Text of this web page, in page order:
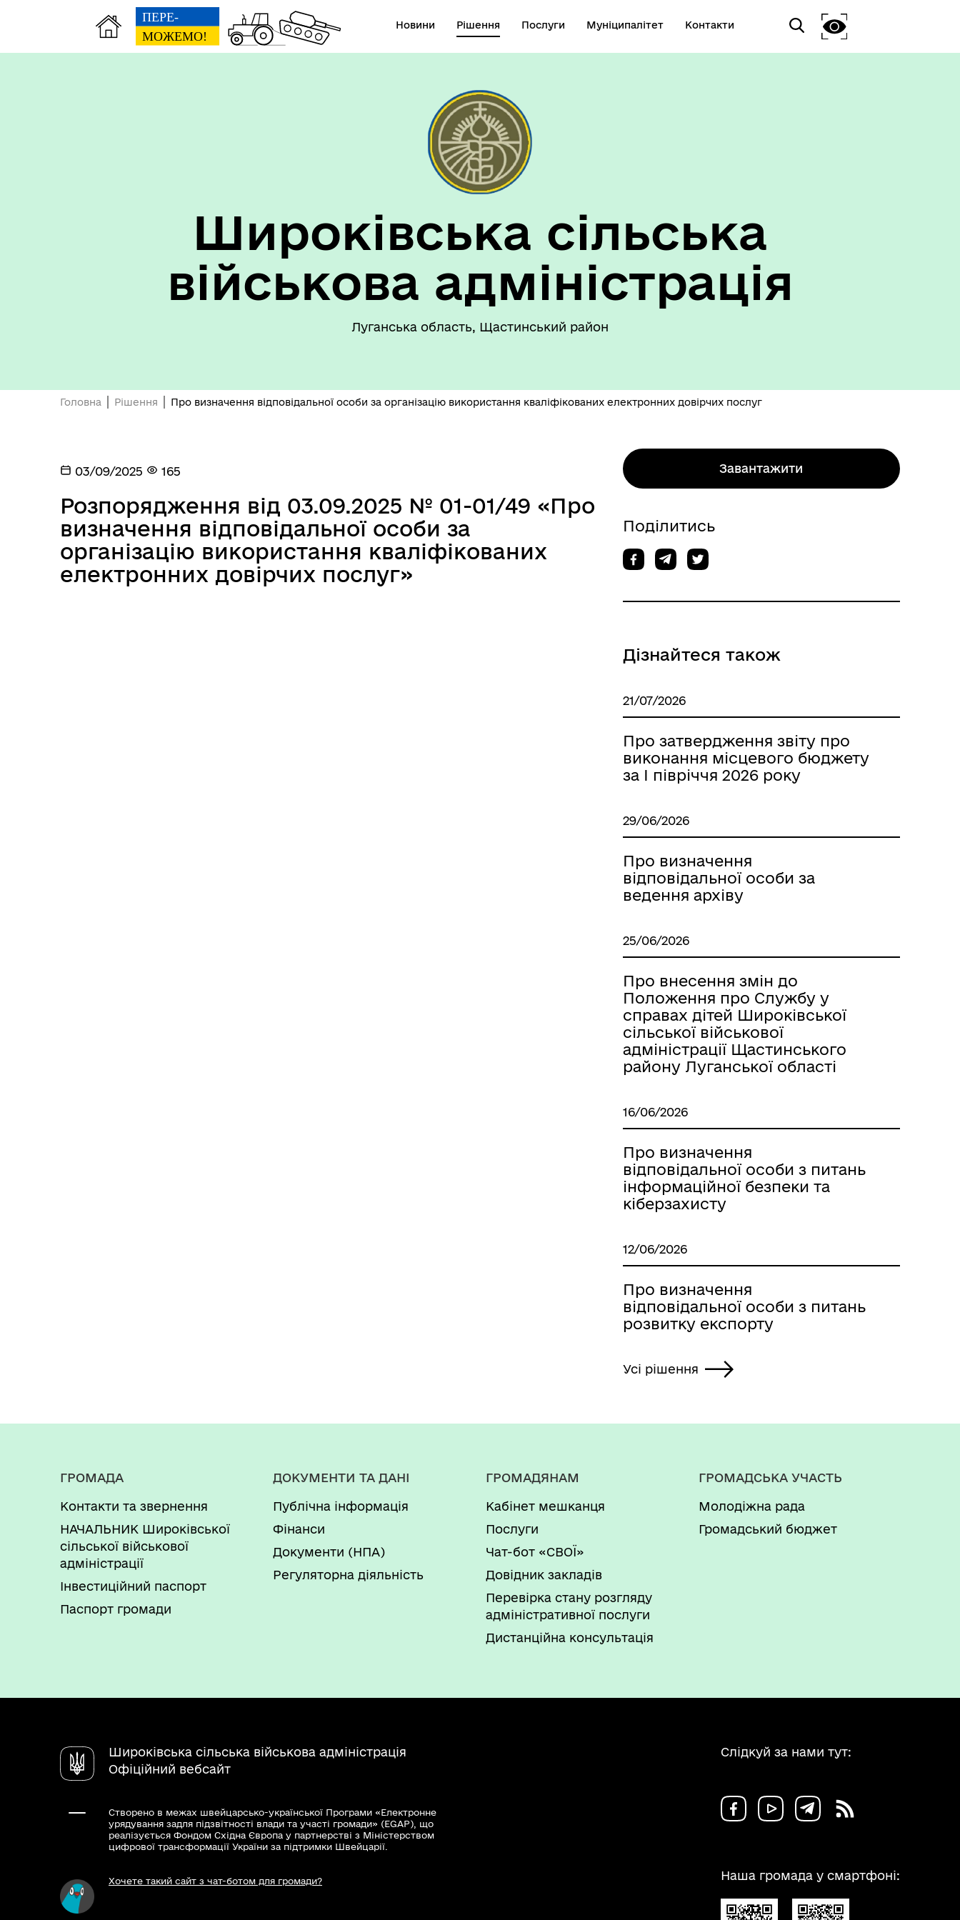
Новини Рішення Послуги Муніципалітет Контакти
Широківська сільська
військова адміністрація
Луганська область, Щастинський район
Головна Рішення Про визначення відповідальної особи за організацію використання кваліфікованих електронних довірчих послуг
03/09/2025 165
Розпорядження від 03.09.2025 № 01-01/49 «Про
визначення відповідальної особи за
організацію використання кваліфікованих
електронних довірчих послуг»
Завантажити
Поділитись
Дізнайтеся також
21/07/2026
Про затвердження звіту про
виконання місцевого бюджету
за І півріччя 2026 року
29/06/2026
Про визначення
відповідальної особи за
ведення архіву
25/06/2026
Про внесення змін до
Положення про Службу у
справах дітей Широківської
сільської військової
адміністрації Щастинського
району Луганської області
16/06/2026
Про визначення
відповідальної особи з питань
інформаційної безпеки та
кіберзахисту
12/06/2026
Про визначення
відповідальної особи з питань
розвитку експорту
Усі рішення
ГРОМАДА
Контакти та звернення
НАЧАЛЬНИК Широківської
сільської військової
адміністрації
Інвестиційний паспорт
Паспорт громади
ДОКУМЕНТИ ТА ДАНІ
Публічна інформація
Фінанси
Документи (НПА)
Регуляторна діяльність
ГРОМАДЯНАМ
Кабінет мешканця
Послуги
Чат-бот «СВОЇ»
Довідник закладів
Перевірка стану розгляду
адміністративної послуги
Дистанційна консультація
ГРОМАДСЬКА УЧАСТЬ
Молодіжна рада
Громадський бюджет
Широківська сільська військова адміністрація
Офіційний вебсайт
Створено в межах швейцарсько-української Програми «Електронне
урядування задля підзвітності влади та участі громади» (EGAP), що
реалізується Фондом Східна Європа у партнерстві з Міністерством
цифрової трансформації України за підтримки Швейцарії.
Хочете такий сайт з чат-ботом для громади?
Слідкуй за нами тут:
Наша громада у смартфоні: